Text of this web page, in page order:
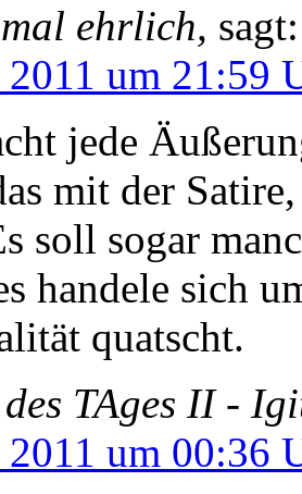
ehrlich, sagt:
um 21:59
jede
mit der
soll sogar
handele sich
quatscht.
des TAges II -
um 00:36